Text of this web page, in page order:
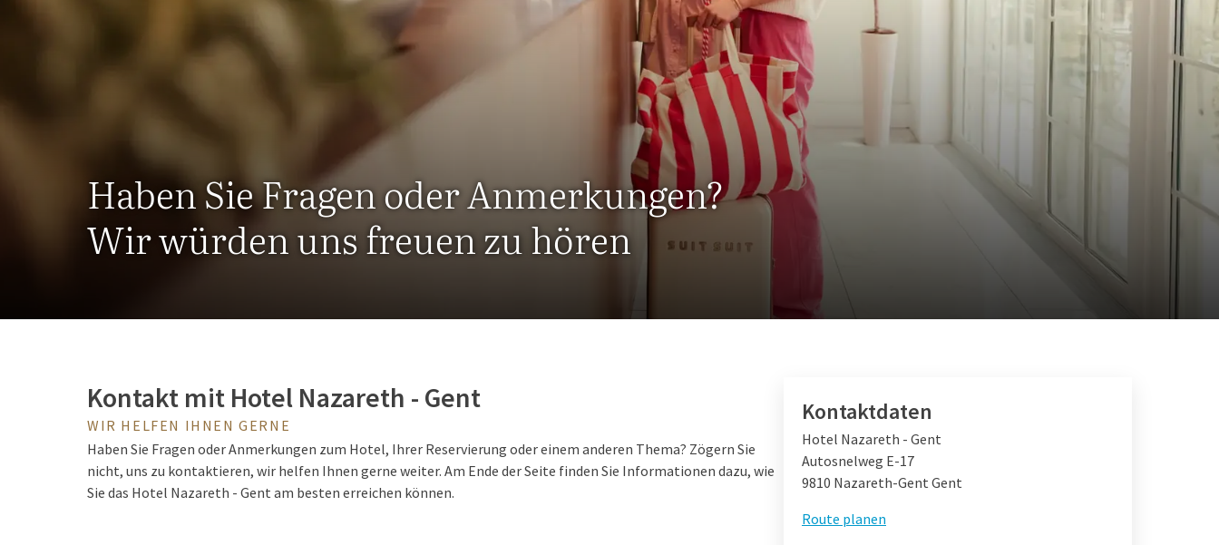
Haben Sie Fragen oder Anmerkungen?
Wir würden uns freuen zu hören
Kontakt mit Hotel Nazareth - Gent
WIR HELFEN IHNEN GERNE
Haben Sie Fragen oder Anmerkungen zum Hotel, Ihrer Reservierung oder einem anderen Thema? Zögern Sie
nicht, uns zu kontaktieren, wir helfen Ihnen gerne weiter. Am Ende der Seite finden Sie Informationen dazu, wie
Sie das Hotel Nazareth - Gent am besten erreichen können.
Kontaktdaten
Hotel Nazareth - Gent
Autosnelweg E-17
9810 Nazareth-Gent Gent
Route planen